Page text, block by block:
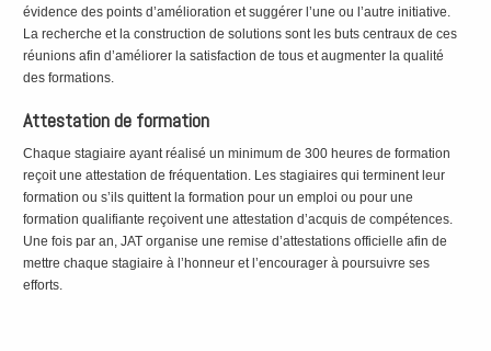
évidence des points d’amélioration et suggérer l’une ou l’autre initiative.
La recherche et la construction de solutions sont les buts centraux de ces
réunions afin d’améliorer la satisfaction de tous et augmenter la qualité
des formations.
Attestation de formation
Chaque stagiaire ayant réalisé un minimum de 300 heures de formation
reçoit une attestation de fréquentation. Les stagiaires qui terminent leur
formation ou s’ils quittent la formation pour un emploi ou pour une
formation qualifiante reçoivent une attestation d’acquis de compétences.
Une fois par an, JAT organise une remise d’attestations officielle afin de
mettre chaque stagiaire à l’honneur et l’encourager à poursuivre ses
efforts.